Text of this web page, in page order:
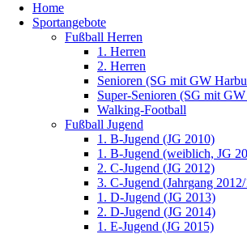
Home
Sportangebote
Fußball Herren
1. Herren
2. Herren
Senioren (SG mit GW
Super-Senioren (SG mit
Walking-Football
Fußball Jugend
1. B-Jugend (JG 2010)
1. B-Jugend (weiblich, JG
2. C-Jugend (JG 2012)
3. C-Jugend (Jahrgang
1. D-Jugend (JG 2013)
2. D-Jugend (JG 2014)
1. E-Jugend (JG 2015)